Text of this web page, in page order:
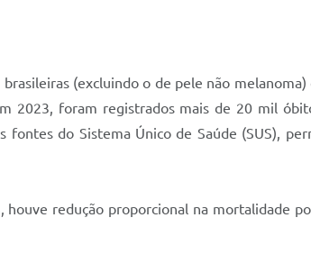
(excluindo o de pele não melanoma)
2023, foram registrados mais de 20 mil
fontes do Sistema Único de Saúde (SUS),
redução proporcional na mortalidade